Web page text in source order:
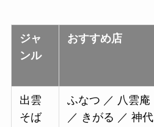
ジャ
ンル
おすすめ店
出雲
そば
ふなつ ／ 八雲庵
／ きがる ／ 神代